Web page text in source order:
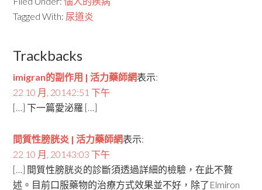
Tagged With: 尿道炎
Trackbacks
imigran的副作用 | 活力藥師網表示:
22 10 月, 20142:51 下午
[…] 下一篇愛泌羅 […]
間質性膀胱炎 | 活力藥師網表示:
22 10 月, 20143:03 下午
[…] 間質性膀胱炎的診斷須透過詳細的檢驗，在此不贅
述。目前口服藥物的治療方式效果並不好，除了Elmiron